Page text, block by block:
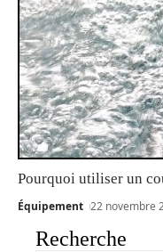
Pourquoi utiliser un
Équipement 22 novembre
Recherche